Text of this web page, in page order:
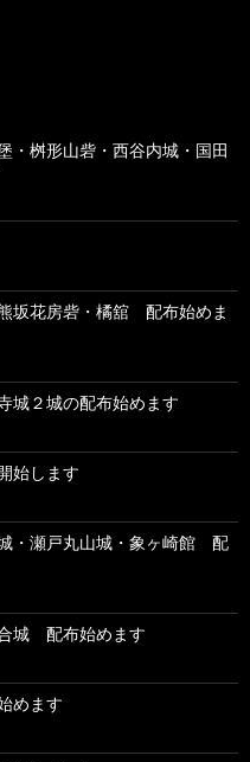
桝形山砦・西谷内城・国田
坂花房砦・橘舘 配布始めま
城２城の配布始めます
始します
・瀬戸丸山城・象ヶ崎館 配
城 配布始めます
めます